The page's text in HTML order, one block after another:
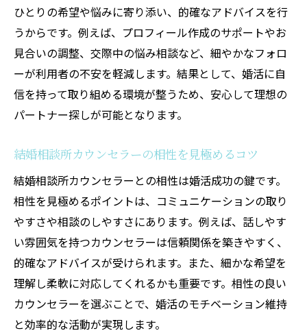
ひとりの希望や悩みに寄り添い、的確なアドバイスを行
うからです。例えば、プロフィール作成のサポートやお
見合いの調整、交際中の悩み相談など、細やかなフォロ
ーが利用者の不安を軽減します。結果として、婚活に自
信を持って取り組める環境が整うため、安心して理想の
パートナー探しが可能となります。
結婚相談所カウンセラーの相性を見極めるコツ
結婚相談所カウンセラーとの相性は婚活成功の鍵です。
相性を見極めるポイントは、コミュニケーションの取り
やすさや相談のしやすさにあります。例えば、話しやす
い雰囲気を持つカウンセラーは信頼関係を築きやすく、
的確なアドバイスが受けられます。また、細かな希望を
理解し柔軟に対応してくれるかも重要です。相性の良い
カウンセラーを選ぶことで、婚活のモチベーション維持
と効率的な活動が実現します。